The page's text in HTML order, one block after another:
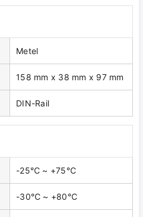
Metel
158 mm x 38 mm x 97 mm
DIN-Rail
-25℃ ~ +75℃
-30℃ ~ +80℃